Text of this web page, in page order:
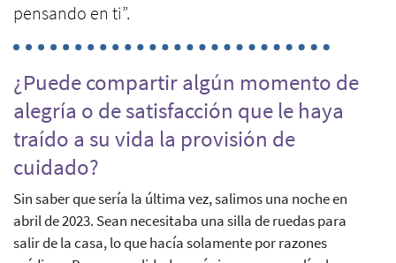
pensando en ti”.
¿Puede compartir algún momento de
alegría o de satisfacción que le haya
traído a su vida la provisión de
cuidado?
Sin saber que sería la última vez, salimos una noche en
abril de 2023. Sean necesitaba una silla de ruedas para
salir de la casa, lo que hacía solamente por razones